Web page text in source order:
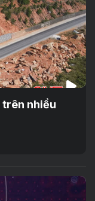
trên nhiều